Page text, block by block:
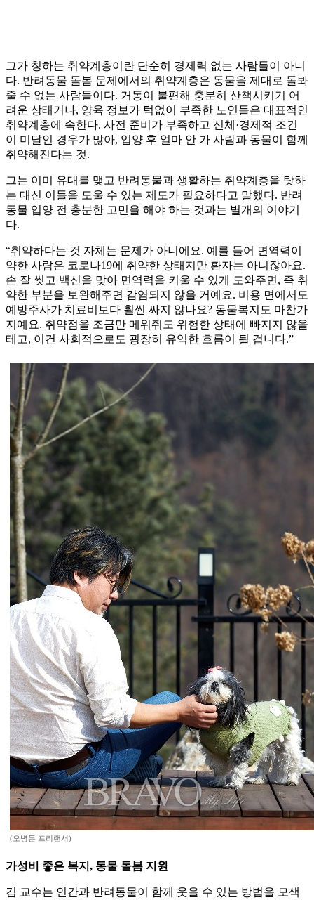
그가 칭하는 취약계층이란 단순히 경제력 없는 사람들이 아니
다. 반려동물 돌봄 문제에서의 취약계층은 동물을 제대로 돌봐
줄 수 없는 사람들이다. 거동이 불편해 충분히 산책시키기 어
려운 상태거나, 양육 정보가 턱없이 부족한 노인들은 대표적인
취약계층에 속한다. 사전 준비가 부족하고 신체·경제적 조건
이 미달인 경우가 많아, 입양 후 얼마 안 가 사람과 동물이 함께
취약해진다는 것.
그는 이미 유대를 맺고 반려동물과 생활하는 취약계층을 탓하
는 대신 이들을 도울 수 있는 제도가 필요하다고 말했다. 반려
동물 입양 전 충분한 고민을 해야 하는 것과는 별개의 이야기
다.
“취약하다는 것 자체는 문제가 아니에요. 예를 들어 면역력이
약한 사람은 코로나19에 취약한 상태지만 환자는 아니잖아요.
손 잘 씻고 백신을 맞아 면역력을 키울 수 있게 도와주면, 즉 취
약한 부분을 보완해주면 감염되지 않을 거예요. 비용 면에서도
예방주사가 치료비보다 훨씬 싸지 않나요? 동물복지도 마찬가
지예요. 취약점을 조금만 메워줘도 위험한 상태에 빠지지 않을
테고, 이건 사회적으로도 굉장히 유익한 흐름이 될 겁니다.”
(오병돈 프리랜서)
가성비 좋은 복지, 동물 돌봄 지원
김 교수는 인간과 반려동물이 함께 웃을 수 있는 방법을 모색